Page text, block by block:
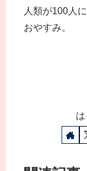
人類が100人
おやすみ。